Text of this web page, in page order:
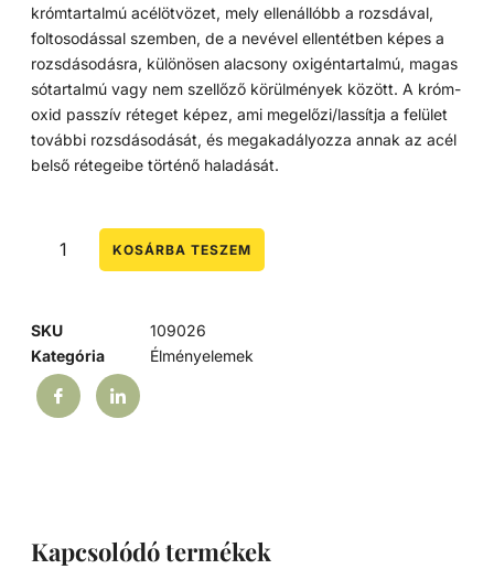
krómtartalmú acélötvözet, mely ellenállóbb a rozsdával,
foltosodással szemben, de a nevével ellentétben képes a
rozsdásodásra, különösen alacsony oxigéntartalmú, magas
sótartalmú vagy nem szellőző körülmények között. A króm-
oxid passzív réteget képez, ami megelőzi/lassítja a felület
további rozsdásodását, és megakadályozza annak az acél
belső rétegeibe történő haladását.
KOSÁRBA TESZEM
SKU
109026
Kategória
Élményelemek
Kapcsolódó termékek